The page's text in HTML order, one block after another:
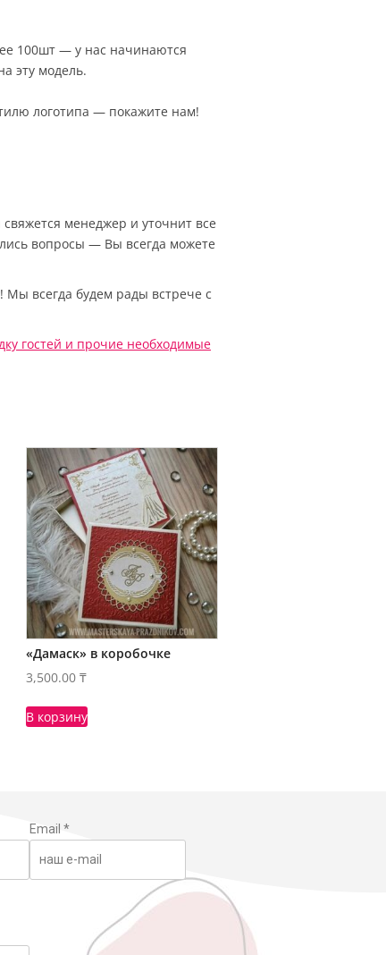
100шт — у нас начинаются
эту модель.
логотипа — покажите нам!
менеджер и уточнит все
вопросы — Вы всегда можете
всегда будем рады встрече с
гостей и прочие необходимые
«Дамаск» в коробочке
3,500.00 ₸
В корзину
Email *